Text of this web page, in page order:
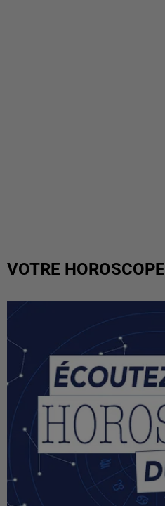
VOTRE HOROSCOPE